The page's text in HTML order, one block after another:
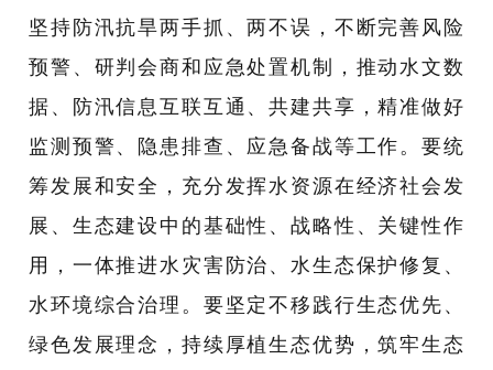
坚持防汛抗旱两手抓、两不误，不断完善风险
预警、研判会商和应急处置机制，推动水文数
据、防汛信息互联互通、共建共享，精准做好
监测预警、隐患排查、应急备战等工作。要统
筹发展和安全，充分发挥水资源在经济社会发
展、生态建设中的基础性、战略性、关键性作
用，一体推进水灾害防治、水生态保护修复、
水环境综合治理。要坚定不移践行生态优先、
绿色发展理念，持续厚植生态优势，筑牢生态